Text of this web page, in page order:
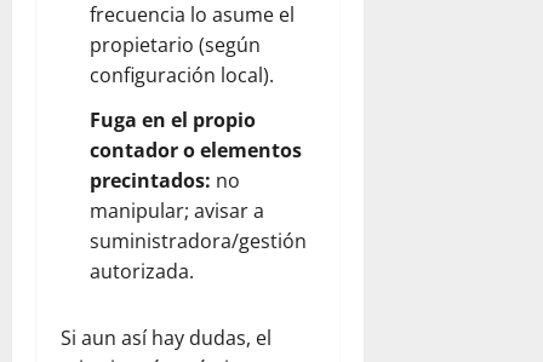
frecuencia lo asume el
propietario (según
configuración local).
Fuga en el propio
contador o elementos
precintados: no
manipular; avisar a
suministradora/gestión
autorizada.
Si aun así hay dudas, el